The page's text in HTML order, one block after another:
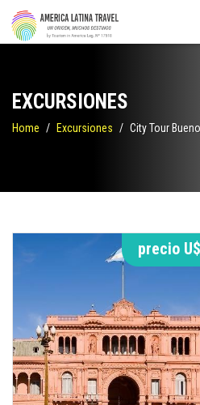
EXCURSIONES
Home Excursiones City Tour
precio